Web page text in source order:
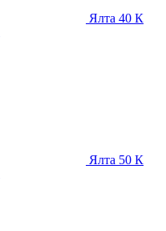
Ялта 40 К
Ялта 50 К